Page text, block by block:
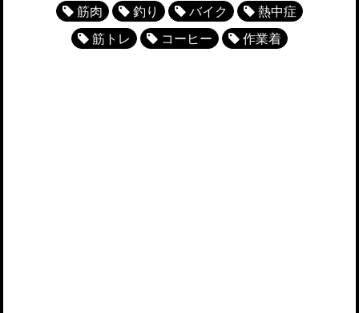
筋肉
釣り バイク
熱中症
筋トレ
コーヒー 作業着